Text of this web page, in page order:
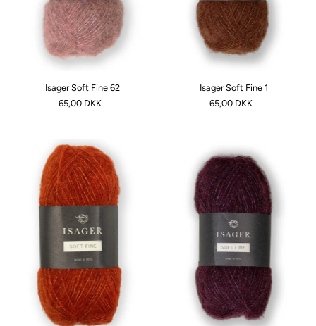
Isager Soft Fine 62
65,00 DKK
Isager Soft Fine 1
65,00 DKK